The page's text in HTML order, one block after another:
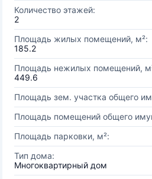
Количество этажей:
2
Площадь жилых помещений, м²:
185.2
Площадь нежилых помещений,
449.6
Площадь зем. участка общего
Площадь помещений общего
Площадь парковки, м²:
Тип дома:
Многоквартирный дом